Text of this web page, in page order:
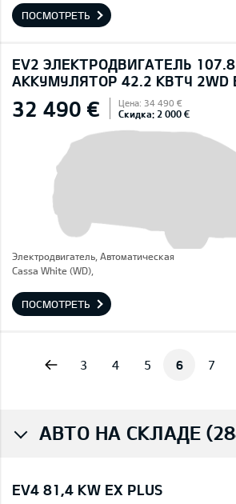
ПОСМОТРЕТЬ
EV2 ЭЛЕКТРОДВИГАТЕЛЬ
AККУМУЛЯТОР 42.2 КВТЧ 2WD
32 490 € Цена: 34 490 €
Скидка: 2 000 €
Электродвигатель, Автоматическая
Cassa White (WD),
ПОСМОТРЕТЬ
3 4 5 6 7
АВТО НА СКЛАДЕ
EV4 81,4 KW EX PLUS